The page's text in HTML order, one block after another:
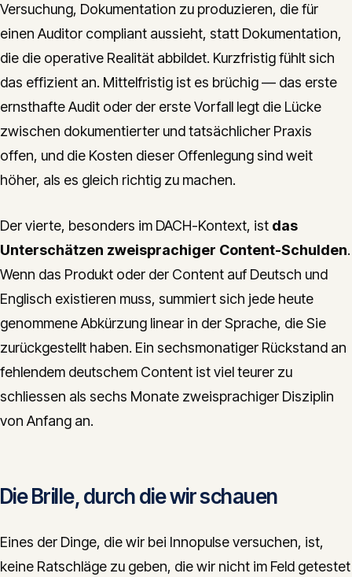
Versuchung, Dokumentation zu produzieren, die für
einen Auditor compliant aussieht, statt Dokumentation,
die die operative Realität abbildet. Kurzfristig fühlt sich
das effizient an. Mittelfristig ist es brüchig — das erste
ernsthafte Audit oder der erste Vorfall legt die Lücke
zwischen dokumentierter und tatsächlicher Praxis
offen, und die Kosten dieser Offenlegung sind weit
höher, als es gleich richtig zu machen.
Der vierte, besonders im DACH-Kontext, ist das
Unterschätzen zweisprachiger Content-Schulden.
Wenn das Produkt oder der Content auf Deutsch und
Englisch existieren muss, summiert sich jede heute
genommene Abkürzung linear in der Sprache, die Sie
zurückgestellt haben. Ein sechsmonatiger Rückstand an
fehlendem deutschem Content ist viel teurer zu
schliessen als sechs Monate zweisprachiger Disziplin
von Anfang an.
Die Brille, durch die wir schauen
Eines der Dinge, die wir bei Innopulse versuchen, ist,
keine Ratschläge zu geben, die wir nicht im Feld getestet